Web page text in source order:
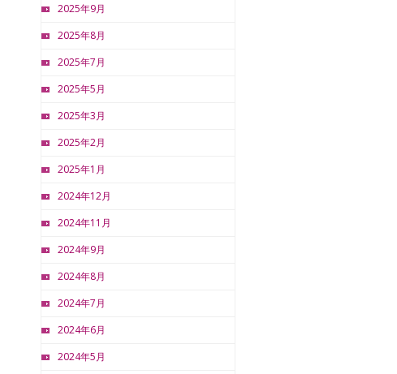
2025年9月
2025年8月
2025年7月
2025年5月
2025年3月
2025年2月
2025年1月
2024年12月
2024年11月
2024年9月
2024年8月
2024年7月
2024年6月
2024年5月